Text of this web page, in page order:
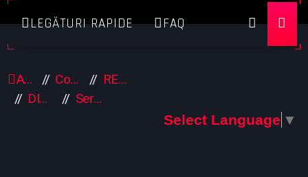
LEGĂTURI RAPIDE FAQ
Acasă Comunitate
RELAXARE / DESTINDERE
DIVERTISMENT
Seriale
Select Language ▼